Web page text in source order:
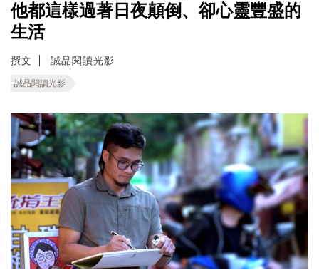
他都這樣過著日夜顛倒、卻心靈豐盛的
生活
撰文 誠品閱讀光影
誠品閱讀光影